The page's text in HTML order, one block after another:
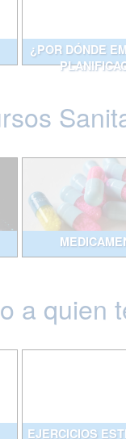
¿POR DÓNDE
a quien
EJERCICIOS